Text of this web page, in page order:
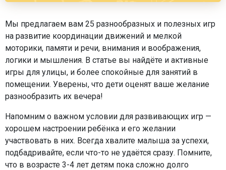
Мы предлагаем вам 25 разнообразных и полезных игр
на развитие координации движений и мелкой
моторики, памяти и речи, внимания и воображения,
логики и мышления. В статье вы найдёте и активные
игры для улицы, и более спокойные для занятий в
помещении. Уверены, что дети оценят ваше желание
разнообразить их вечера!
Напомним о важном условии для развивающих игр —
хорошем настроении ребёнка и его желании
участвовать в них. Всегда хвалите малыша за успехи,
подбадривайте, если что-то не удаётся сразу. Помните,
что в возрасте 3-4 лет детям пока сложно долго